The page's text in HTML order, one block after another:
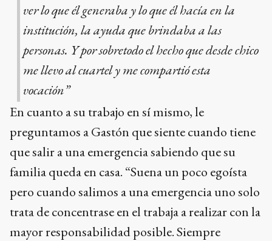
ver lo que él generaba y lo que él hacía en la
institución, la ayuda que brindaba a las
personas. Y por sobretodo el hecho que desde chico
me llevo al cuartel y me compartió esta
vocación”
En cuanto a su trabajo en sí mismo, le
preguntamos a Gastón que siente cuando tiene
que salir a una emergencia sabiendo que su
familia queda en casa. “Suena un poco egoísta
pero cuando salimos a una emergencia uno solo
trata de concentrase en el trabaja a realizar con la
mayor responsabilidad posible. Siempre